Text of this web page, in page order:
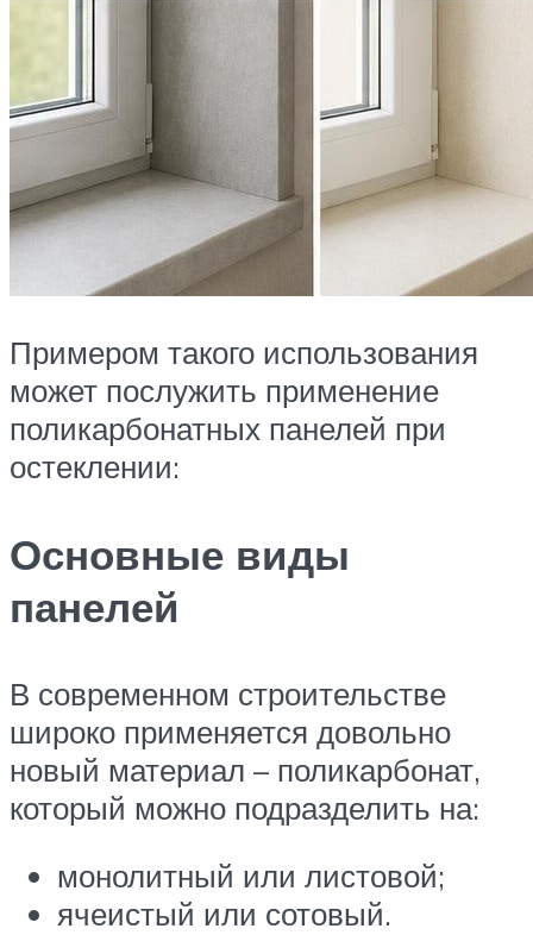
Примером такого использования
может послужить применение
поликарбонатных панелей при
остеклении:
Основные виды
панелей
В современном строительстве
широко применяется довольно
новый материал – поликарбонат,
который можно подразделить на:
монолитный или листовой;
ячеистый или сотовый.